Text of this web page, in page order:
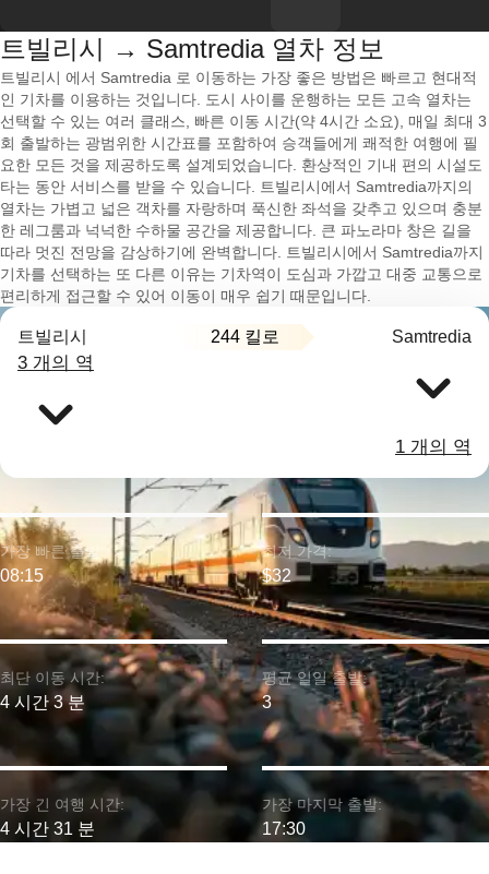
트빌리시 → Samtredia 열차 정보
트빌리시 에서 Samtredia 로 이동하는 가장 좋은 방법은 빠르고 현대적
인 기차를 이용하는 것입니다. 도시 사이를 운행하는 모든 고속 열차는
선택할 수 있는 여러 클래스, 빠른 이동 시간(약 4시간 소요), 매일 최대 3
회 출발하는 광범위한 시간표를 포함하여 승객들에게 쾌적한 여행에 필
요한 모든 것을 제공하도록 설계되었습니다. 환상적인 기내 편의 시설도
타는 동안 서비스를 받을 수 있습니다. 트빌리시에서 Samtredia까지의
열차는 가볍고 넓은 객차를 자랑하며 푹신한 좌석을 갖추고 있으며 충분
한 레그룸과 넉넉한 수하물 공간을 제공합니다. 큰 파노라마 창은 길을
따라 멋진 전망을 감상하기에 완벽합니다. 트빌리시에서 Samtredia까지
기차를 선택하는 또 다른 이유는 기차역이 도심과 가깝고 대중 교통으로
편리하게 접근할 수 있어 이동이 매우 쉽기 때문입니다.
트빌리시 244 킬로 Samtredia
3 개의 역
1 개의 역
최단 이동 시간:
4 시간 3 분
가장 빠른 출발:
08:15
가장 긴 여행 시간:
4 시간 31 분
최저 가격:
$32
평균 일일 출발:
3
가장 마지막 출발:
17:30